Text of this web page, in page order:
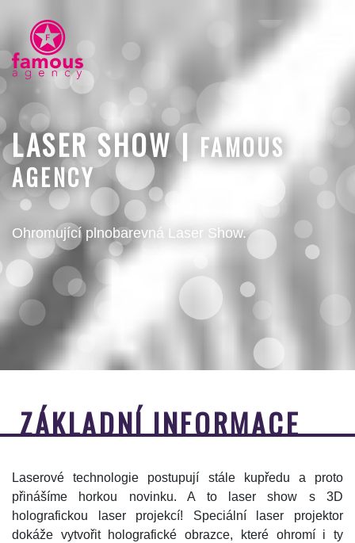
LASER SHOW | FAMOUS
AGENCY
Ohromující plnobarevná Laser Show.
ZÁKLADNÍ INFORMACE
Laserové technologie postupují stále kupředu a proto
přinášíme horkou novinku. A to laser show s 3D
holografickou laser projekcí! Speciální laser projektor
dokáže vytvořit holografické obrazce, které ohromí i ty